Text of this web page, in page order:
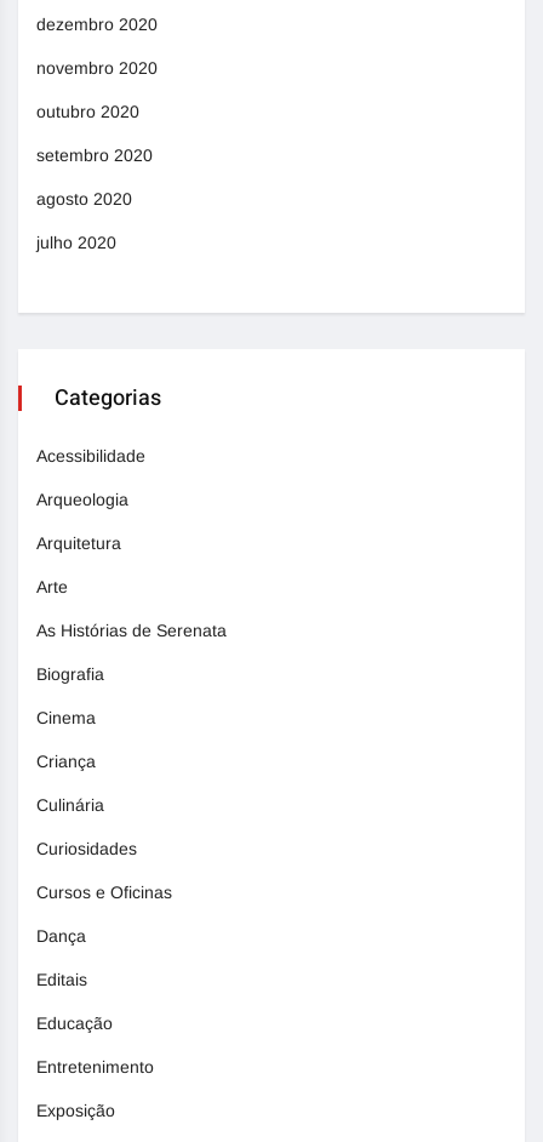
dezembro 2020
novembro 2020
outubro 2020
setembro 2020
agosto 2020
julho 2020
Categorias
Acessibilidade
Arqueologia
Arquitetura
Arte
As Histórias de Serenata
Biografia
Cinema
Criança
Culinária
Curiosidades
Cursos e Oficinas
Dança
Editais
Educação
Entretenimento
Exposição